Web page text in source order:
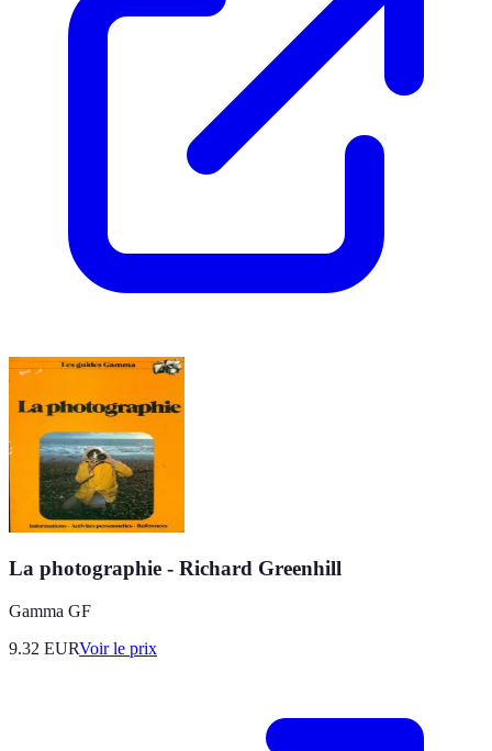
La photographie - Richard Greenhill
Gamma GF
9.32 EURVoir le prix